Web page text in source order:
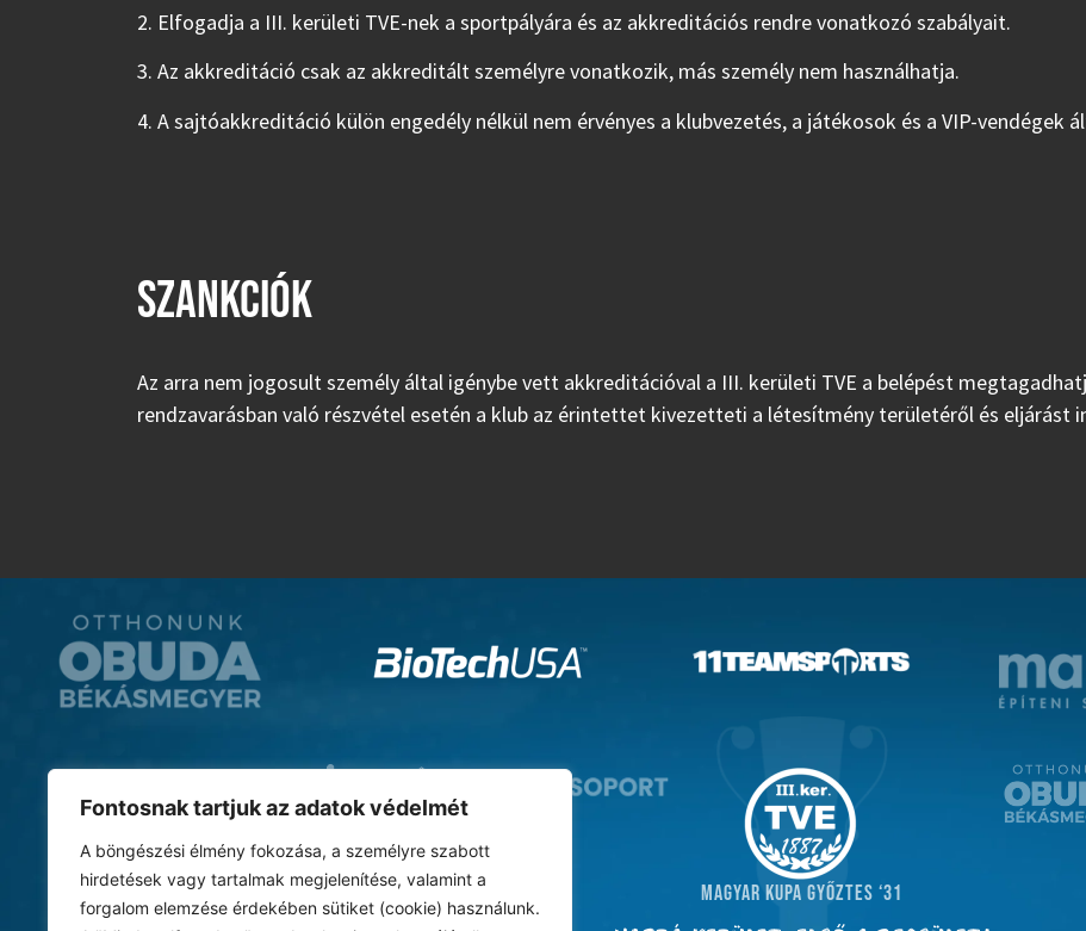
Fontosnak tartjuk az adatok védelmét
A böngészési élmény fokozása, a személyre szabott
hirdetések vagy tartalmak megjelenítése, valamint a
forgalom elemzése érdekében sütiket (cookie) használunk.
2. Elfogadja a III. kerületi TVE-nek a sportpályára és az akkreditációs rendre vonatkozó szabályait.
3. Az akkreditáció csak az akkreditált személyre vonatkozik, más személy nem használhatja.
4. A sajtóakkreditáció külön engedély nélkül nem érvényes a klubvezetés, a játékosok és a VIP-vendégek
SZANKCIÓK
Az arra nem jogosult személy által igénybe vett akkreditációval a III. kerületi TVE a belépést
rendzavarásban való részvétel esetén a klub az érintettet kivezetteti a létesítmény területéről és eljárást
MAGYAR KUPA GYŐZTES ‘31